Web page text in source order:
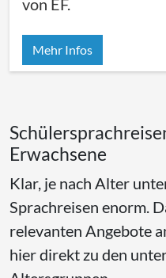
von EF.
Mehr Infos
Erwachsene
Klar, je nach Alter
Sprachreisen enorm.
relevanten Angebote
hier direkt zu den